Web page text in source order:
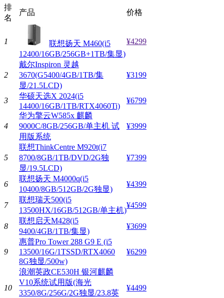
排
名
产品 价格
1
联想扬天 M460(i5
12400/16GB/256GB+1TB/集显)
¥4299
2
戴尔Inspiron 灵越
3670(G5400/4GB/1TB/集
显/21.5LCD)
¥3199
3
华硕天选X 2024(i5
14400/16GB/1TB/RTX4060Ti)
¥6799
4
华为擎云W585x 麒麟
9000C/8GB/256GB/单主机 试
用版系统
¥3999
5
联想ThinkCentre M920t(i7
8700/8GB/1TB/DVD/2G独
显/19.5LCD)
¥7399
6
联想扬天 M4000q(i5
10400/8GB/512GB/2G独显)
¥4399
7
联想瑞天500(i5
13500HX/16GB/512GB/单主机)
¥4599
8
联想启天M428(i5
9400/4GB/1TB/集显)
¥3699
9
惠普Pro Tower 288 G9 E (i5
13500/16G/1TSSD/RTX4060
8G独显/500w)
¥6299
10
浪潮英政CE530H 银河麒麟
V10系统试用版(海光
3350/8G/256G/2G独显/23.8英
¥4499